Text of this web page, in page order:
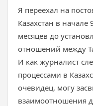
Я переехал на
Казахстан в начале
месяцев до
отношений между
И как журналист
процессами в
очевидец, могу
взаимоотношения